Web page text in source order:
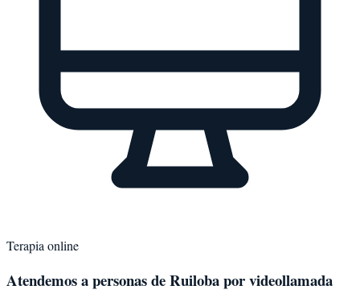
Terapia online
Atendemos a personas deRuilobapor videollamada